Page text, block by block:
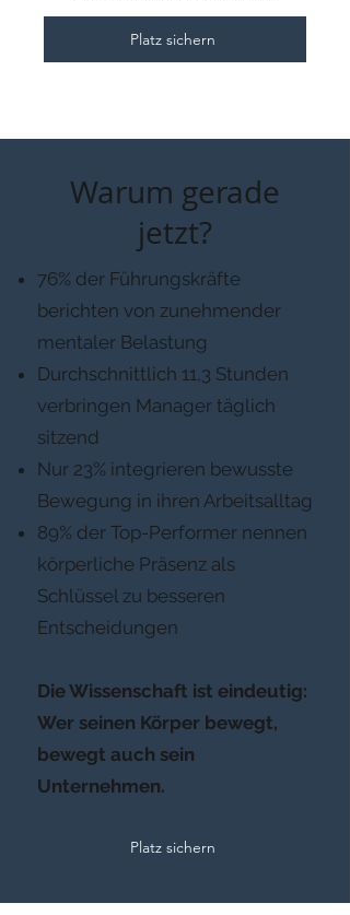
Platz sichern
Warum gerade
jetzt?
76% der Führungskräfte
berichten von zunehmender
mentaler Belastung
Durchschnittlich 11,3 Stunden
verbringen Manager täglich
sitzend
Nur 23% integrieren bewusste
Bewegung in ihren Arbeitsalltag
89% der Top-Performer nennen
körperliche Präsenz als
Schlüssel zu besseren
Entscheidungen
Die Wissenschaft ist eindeutig:
Wer seinen Körper bewegt,
bewegt auch sein
Unternehmen.
Platz sichern